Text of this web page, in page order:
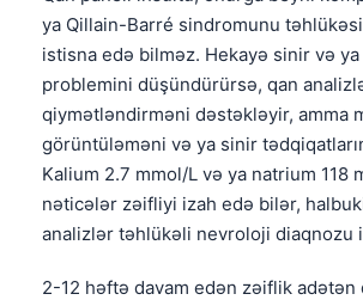
ya Qillain-Barré sindromunu
istisna edə bilməz. Hekayə sinir və
problemini düşündürürsə, qan
qiymətləndirməni dəstəkləyir, amma
görüntüləməni və ya sinir
Kalium 2.7 mmol/L və ya natrium 118
nəticələr zəifliyi izah edə bilər,
analizlər təhlükəli nevroloji diaqnozu
2-12 həftə davam edən zəiflik adətən